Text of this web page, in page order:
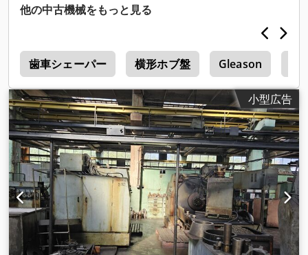
他の中古機械をもっと見る
歯車シェーパー 横形ホブ盤 Gleason
小型広告